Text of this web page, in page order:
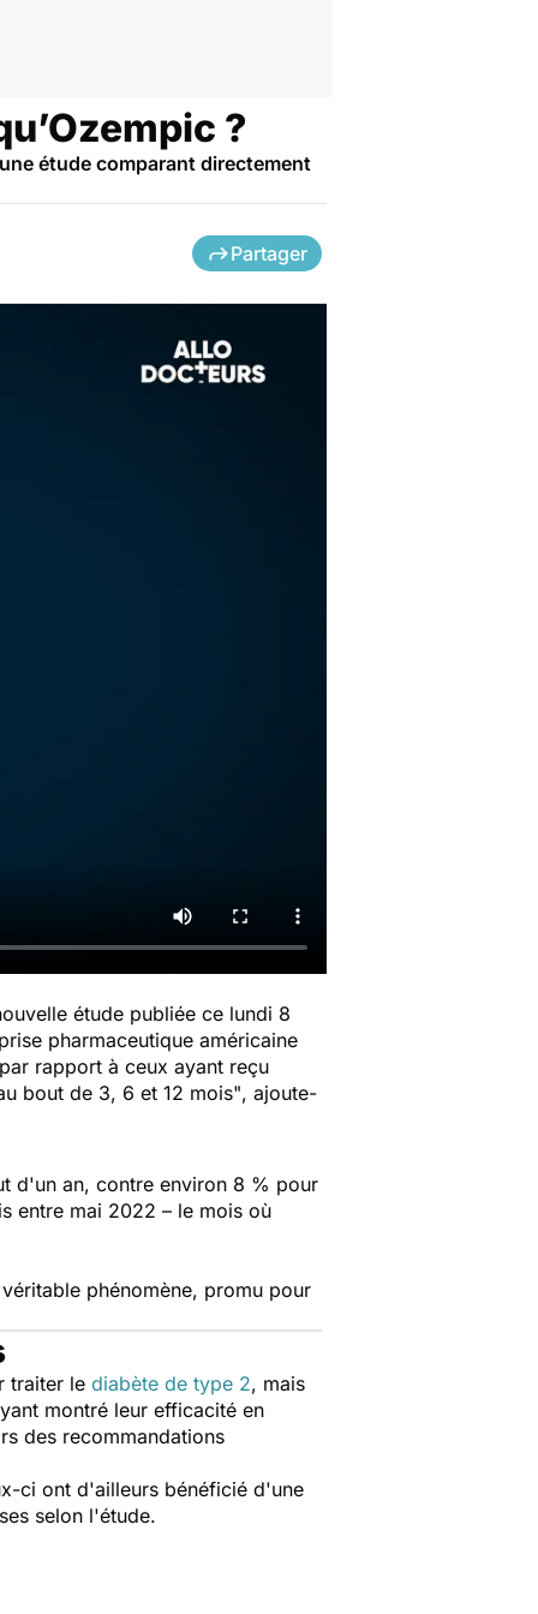
?
étude comparant directement
Partager
étude publiée ce lundi 8
pharmaceutique américaine
rapport à ceux ayant reçu
bout de 3, 6 et 12 mois", ajoute-
d'un an, contre environ 8 % pour
entre mai 2022 – le mois où
phénomène, promu pour
traiter le diabète de type 2, mais
montré leur efficacité en
des recommandations
ci ont d'ailleurs bénéficié d'une
selon l'étude.